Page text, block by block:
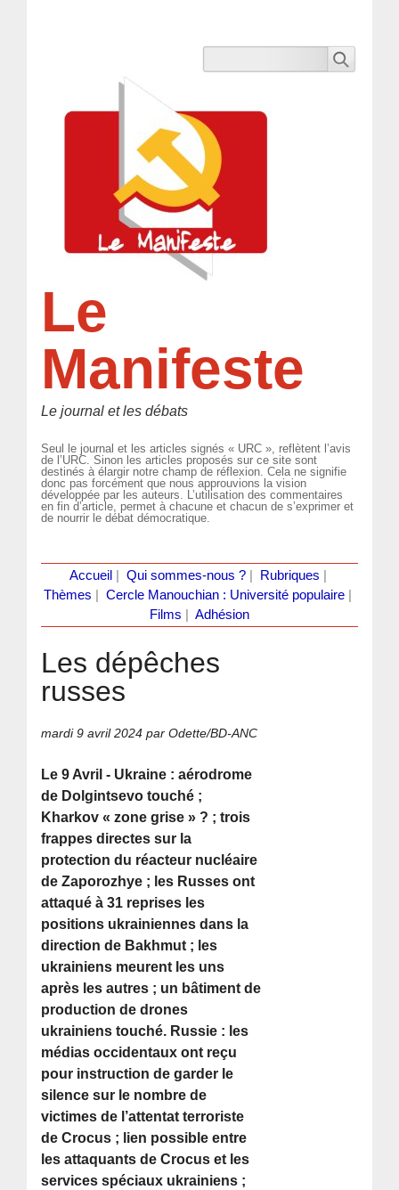
Le
Manifeste
Le journal et les débats
Seul le journal et les articles signés « URC », reflètent l’avis
de l’URC. Sinon les articles proposés sur ce site sont
destinés à élargir notre champ de réflexion. Cela ne signifie
donc pas forcément que nous approuvions la vision
développée par les auteurs. L’utilisation des commentaires
en fin d’article, permet à chacune et chacun de s’exprimer et
de nourrir le débat démocratique.
Accueil Qui sommes-nous ?| Rubriques
Thèmes
Cercle Manouchian : Université populaire
Films
Adhésion
Les dépêches
russes
mardi 9 avril 2024 par Odette/BD-ANC
Le 9 Avril - Ukraine : aérodrome
de Dolgintsevo touché ;
Kharkov « zone grise » ? ; trois
frappes directes sur la
protection du réacteur nucléaire
de Zaporozhye ; les Russes ont
attaqué à 31 reprises les
positions ukrainiennes dans la
direction de Bakhmut ; les
ukrainiens meurent les uns
après les autres ; un bâtiment de
production de drones
ukrainiens touché. Russie : les
médias occidentaux ont reçu
pour instruction de garder le
silence sur le nombre de
victimes de l’attentat terroriste
de Crocus ; lien possible entre
les attaquants de Crocus et les
services spéciaux ukrainiens ;